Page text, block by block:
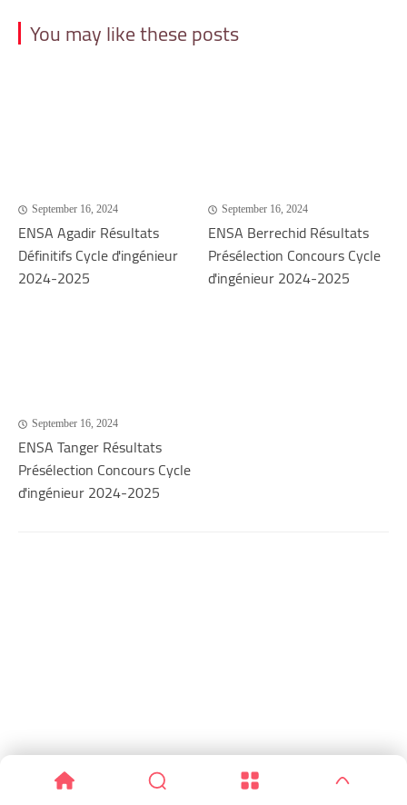
You may like these posts
September 16, 2024
ENSA Agadir Résultats
Définitifs Cycle d'ingénieur
2024-2025
September 16, 2024
ENSA Berrechid Résultats
Présélection Concours Cycle
d'ingénieur 2024-2025
September 16, 2024
ENSA Tanger Résultats
Présélection Concours Cycle
d'ingénieur 2024-2025